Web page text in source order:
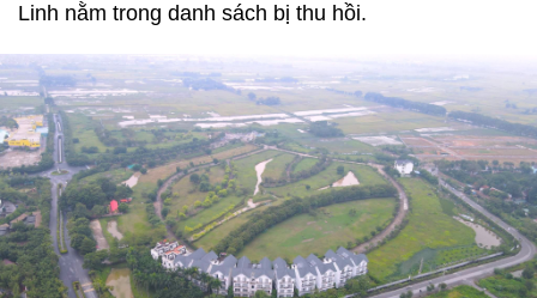
Linh nằm trong danh sách bị thu hồi.